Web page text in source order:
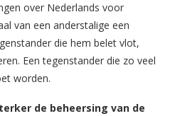
over Nederlands voor
van een anderstalige een
die hem belet vlot,
Een tegenstander die zo veel
worden.
de beheersing van de